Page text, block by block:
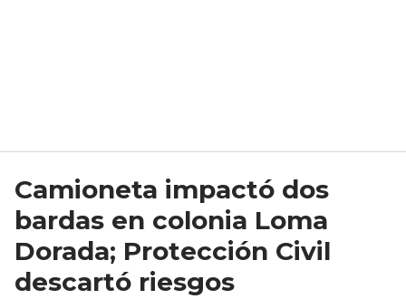
Camioneta impactó dos
bardas en colonia Loma
Dorada; Protección Civil
descartó riesgos